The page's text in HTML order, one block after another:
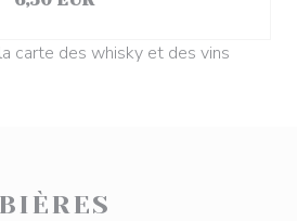
carte des whisky et des vins
BIÈRES